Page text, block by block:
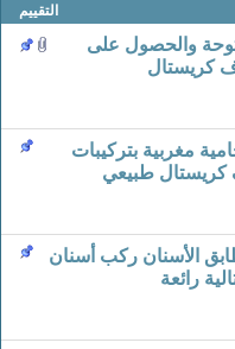
التقييم
والحصول على
كريستال
مغربية بتركيبات
طبيعي
الأسنان ركب أسنان
رائعة